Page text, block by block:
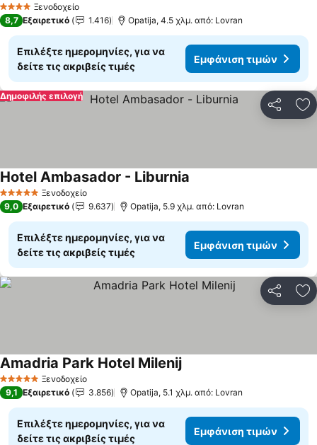
4 ΑστέριαΞενοδοχείο
8,7 Εξαιρετικό 1.416 Opatija, 4.5 χλμ. από: Lovran
Επιλέξτε ημερομηνίες, για να
δείτε τις ακριβείς τιμές
Εμφάνιση τιμών
Δημοφιλής επιλογή
5 Αστέρια Ξενοδοχείο
Hotel Ambasador - Liburnia
9,0 Εξαιρετικό 9.637 Opatija, 5.9 χλμ. από: Lovran
Επιλέξτε ημερομηνίες, για να
δείτε τις ακριβείς τιμές
Εμφάνιση τιμών
5 Αστέρια Ξενοδοχείο
Amadria Park Hotel MilenijΕμφάνιση τιμών
9,1 Εξαιρετικό 3.856 Opatija, 5.1 χλμ. από: Lovran
Επιλέξτε ημερομηνίες, για να
δείτε τις ακριβείς τιμές
Εμφάνιση τιμών